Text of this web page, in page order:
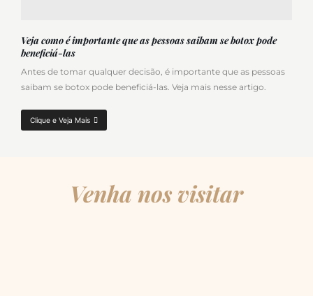
Veja como é importante que as pessoas saibam se botox pode
beneficiá-las
Antes de tomar qualquer decisão, é importante que as pessoas
saibam se botox pode beneficiá-las. Veja mais nesse artigo.
Clique e Veja Mais
Venha nos visitar